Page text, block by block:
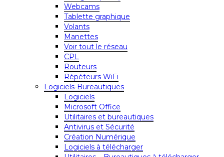
Webcams
Tablette graphique
Volants
Manettes
Voir tout le réseau
CPL
Routeurs
Répéteurs WiFi
Logiciels-Bureautiques
Logiciels
Microsoft Office
Utilitaires et bureautiques
Antivirus et Sécurité
Création Numérique
Logiciels à télécharger